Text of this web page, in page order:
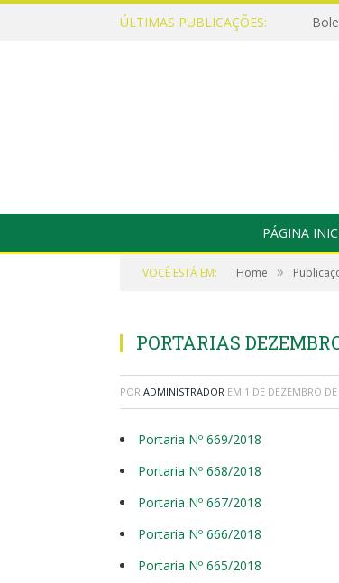
ÚLTIMAS PUBLICAÇÕES:
PÁGINA
VOCÊ ESTÁ EM: Home »
PORTARIAS
POR ADMINISTRADOR EM 1 DE DEZEMBRO
Portaria Nº 669/2018
Portaria Nº 668/2018
Portaria Nº 667/2018
Portaria Nº 666/2018
Portaria Nº 665/2018